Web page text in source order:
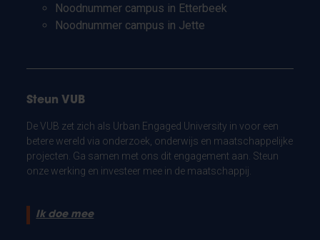
Noodnummer campus in Etterbeek
Noodnummer campus in Jette
Steun VUB
De VUB zet zich als Urban Engaged University in voor een
betere wereld via onderzoek, onderwijs en maatschappelijke
projecten. Ga samen met ons dit engagement aan. Steun
onze werking en investeer mee in de maatschappij.
Ik doe mee